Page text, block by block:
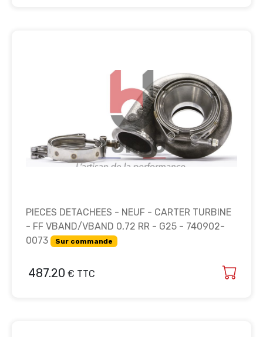
PIECES DETACHEES - NEUF - CARTER TURBINE
- FF VBAND/VBAND 0,72 RR - G25 - 740902-
0073
Sur commande
487.20 € TTC